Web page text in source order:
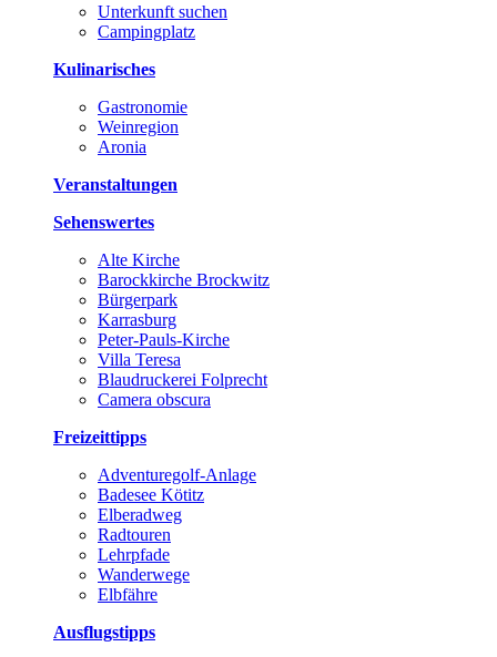
Unterkunft suchen
Campingplatz
Kulinarisches
Gastronomie
Weinregion
Aronia
Veranstaltungen
Sehenswertes
Alte Kirche
Barockkirche Brockwitz
Bürgerpark
Karrasburg
Peter-Pauls-Kirche
Villa Teresa
Blaudruckerei Folprecht
Camera obscura
Freizeittipps
Adventuregolf-Anlage
Badesee Kötitz
Elberadweg
Radtouren
Lehrpfade
Wanderwege
Elbfähre
Ausflugstipps